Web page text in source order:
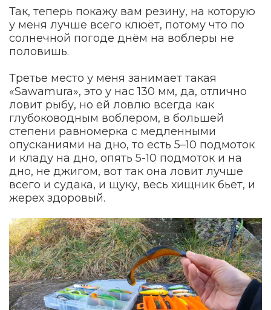
Так, теперь покажу вам резину, на которую
у меня лучше всего клюёт, потому что по
солнечной погоде днём на воблеры не
половишь.
Третье место у меня занимает такая
«Sawamura», это у нас 130 мм, да, отлично
ловит рыбу, но ей ловлю всегда как
глубоководным воблером, в большей
степени равномерка с медленными
опусканиями на дно, то есть 5–10 подмоток
и кладу на дно, опять 5-10 подмоток и на
дно, не джигом, вот так она ловит лучше
всего и судака, и щуку, весь хищник бьет, и
жерех здоровый.